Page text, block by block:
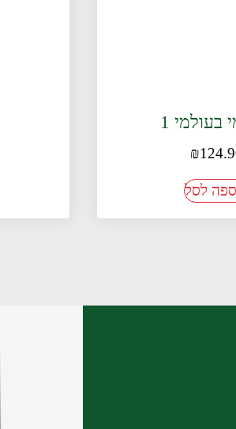
בעולמי 1
₪
לסל